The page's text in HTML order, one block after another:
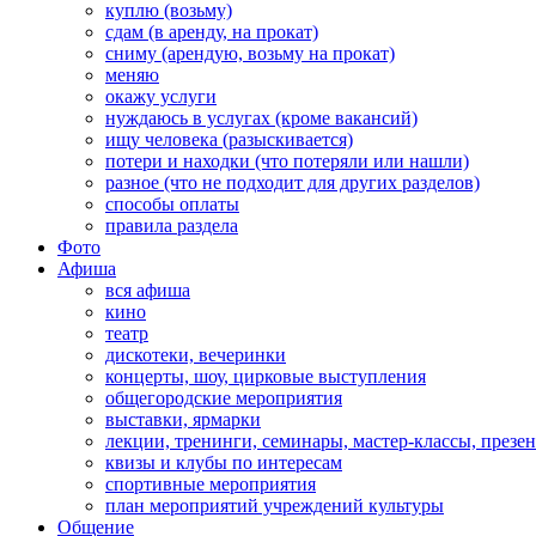
куплю (возьму)
сдам (в аренду, на прокат)
сниму (арендую, возьму на прокат)
меняю
окажу услуги
нуждаюсь в услугах (кроме вакансий)
ищу человека (разыскивается)
потери и находки (что потеряли или нашли)
разное (что не подходит для других разделов)
способы оплаты
правила раздела
Фото
Афиша
вся афиша
кино
театр
дискотеки, вечеринки
концерты, шоу, цирковые выступления
общегородские мероприятия
выставки, ярмарки
лекции, тренинги, семинары, мастер-классы,
квизы и клубы по интересам
спортивные мероприятия
план мероприятий учреждений культуры
Общение